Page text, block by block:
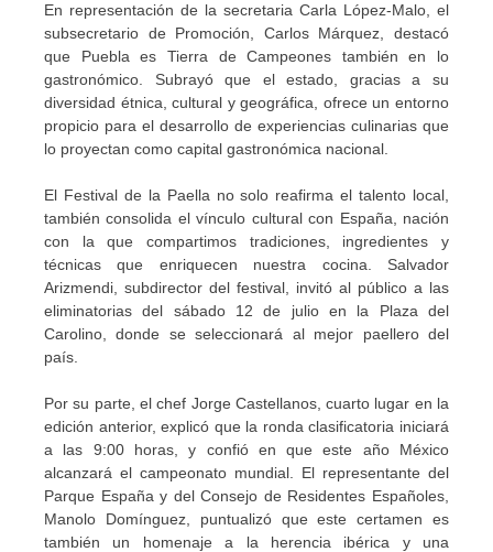
En representación de la secretaria Carla López-Malo, el
subsecretario de Promoción, Carlos Márquez, destacó
que Puebla es Tierra de Campeones también en lo
gastronómico. Subrayó que el estado, gracias a su
diversidad étnica, cultural y geográfica, ofrece un entorno
propicio para el desarrollo de experiencias culinarias que
lo proyectan como capital gastronómica nacional.
El Festival de la Paella no solo reafirma el talento local,
también consolida el vínculo cultural con España, nación
con la que compartimos tradiciones, ingredientes y
técnicas que enriquecen nuestra cocina. Salvador
Arizmendi, subdirector del festival, invitó al público a las
eliminatorias del sábado 12 de julio en la Plaza del
Carolino, donde se seleccionará al mejor paellero del
país.
Por su parte, el chef Jorge Castellanos, cuarto lugar en la
edición anterior, explicó que la ronda clasificatoria iniciará
a las 9:00 horas, y confió en que este año México
alcanzará el campeonato mundial. El representante del
Parque España y del Consejo de Residentes Españoles,
Manolo Domínguez, puntualizó que este certamen es
también un homenaje a la herencia ibérica y una